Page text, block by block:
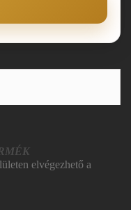
elvégezhető a